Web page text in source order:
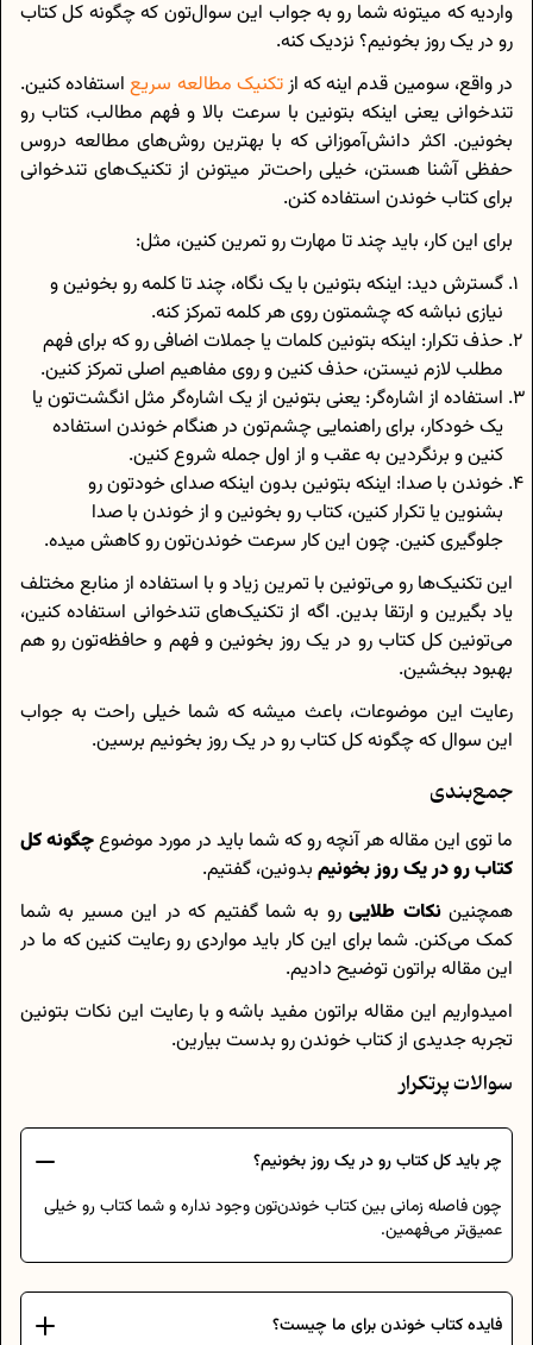
واردیه که میتونه شما رو به جواب این سوال‌تون که چگونه کل کتاب
رو در یک روز بخونیم؟ نزدیک کنه.
در واقع، سومین قدم اینه که ازتکنیک‌ مطالعه سریعاستفاده کنین.
تندخوانی یعنی اینکه بتونین با سرعت بالا و فهم مطالب، کتاب رو
بخونین. اکثر دانش‌آموزانی که با بهترین روش‌های مطالعه دروس
حفظی آشنا هستن، خیلی راحت‌تر میتونن از تکنیک‌های تند‌خوانی
برای کتاب خوندن استفاده کنن.
برای این کار، باید چند تا مهارت رو تمرین کنین، مثل:
گسترش دید: اینکه بتونین با یک نگاه، چند تا کلمه رو بخونین و
نیازی نباشه که چشمتون روی هر کلمه تمرکز کنه.
حذف تکرار: اینکه بتونین کلمات یا جملات اضافی رو که برای فهم
مطلب لازم نیستن، حذف کنین و روی مفاهیم اصلی تمرکز کنین.
استفاده از اشاره‌گر: یعنی بتونین از یک اشاره‌گر مثل انگشت‌تون یا
یک خودکار، برای راهنمایی چشم‌تون در هنگام خوندن استفاده
کنین و برنگردین به عقب و از اول جمله شروع کنین.
خوندن با صدا: اینکه بتونین بدون اینکه صدای خودتون رو
بشنوین یا تکرار کنین، کتاب رو بخونین و از خوندن با صدا
جلوگیری کنین. چون این کار سرعت خوندن‌تون رو کاهش میده.
این تکنیک‌ها رو می‌تونین با تمرین زیاد و با استفاده از منابع مختلف
یاد بگیرین و ارتقا بدین. اگه از تکنیک‌های تندخوانی استفاده کنین،
می‌تونین کل کتاب رو در یک روز بخونین و فهم و حافظه‌تون رو هم
بهبود ببخشین.
رعایت این موضوعات، باعث میشه که شما خیلی راحت به جواب
این سوال که چگونه کل کتاب رو در یک روز بخونیم برسین.
جمع‌بندی
ما توی این مقاله هر آنچه رو که شما باید در مورد موضوعچگونه کل
کتاب رو در یک روز بخونیم بدونین، گفتیم.
همچنیننکات طلاییرو به شما گفتیم که در این مسیر به شما
کمک می‌کنن. شما برای این کار باید مواردی رو رعایت کنین که ما در
این مقاله براتون توضیح دادیم.
امیدواریم این مقاله براتون مفید باشه و با رعایت این نکات بتونین
تجربه جدیدی از کتاب خوندن رو بدست بیارین.
سوالات پرتکرار
چر باید کل کتاب رو در یک روز بخونیم؟
چون فاصله زمانی بین کتاب خوندن‌تون وجود نداره و شما کتاب رو خیلی
عمیق‌تر می‌فهمین.
فایده کتاب خوندن برای ما چیست؟